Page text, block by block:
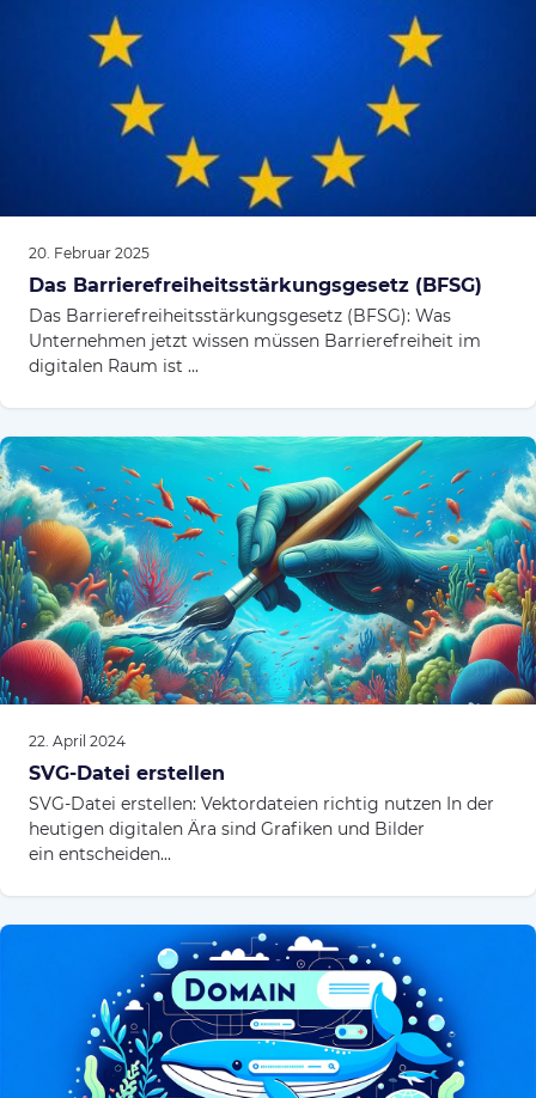
20. Februar 2025
Das Barrierefreiheitsstärkungsgesetz (BFSG)
Das Barrierefreiheitsstärkungsgesetz (BFSG): Was
Unternehmen jetzt wissen müssen Barrierefreiheit im
digitalen Raum ist ...
22. April 2024
SVG-Datei erstellen
SVG-Datei erstellen: Vektordateien richtig nutzen In der
heutigen digitalen Ära sind Grafiken und Bilder
ein entscheiden...